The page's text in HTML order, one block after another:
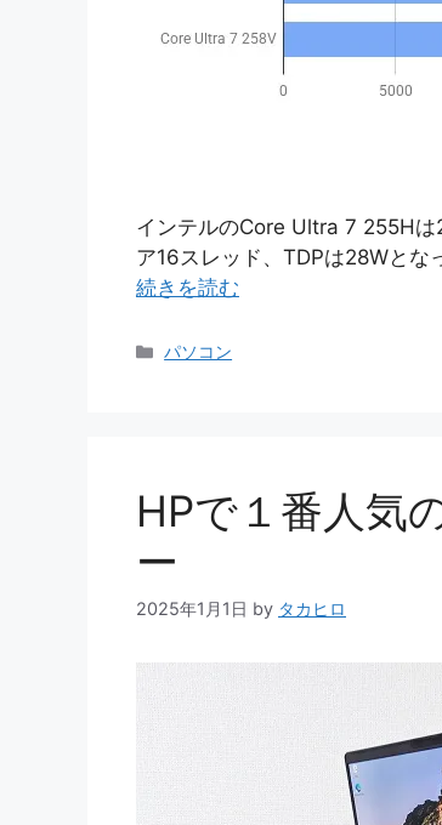
インテルのCore Ultra 7 255Hは
ア16スレッド、TDPは28Wと
続きを読む
カ
パソコン
HPで１番人気
ー
2025年1月1日 by タカヒロ